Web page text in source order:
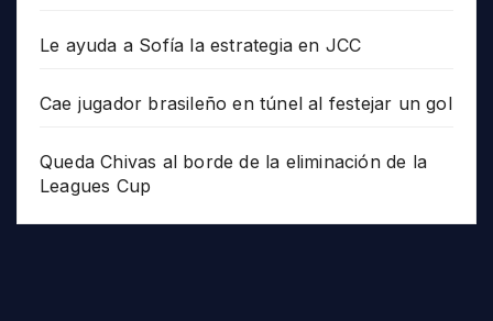
Le ayuda a Sofía la estrategia en JCC
Cae jugador brasileño en túnel al festejar un gol
Queda Chivas al borde de la eliminación de la
Leagues Cup